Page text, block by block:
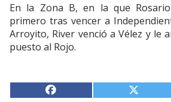
En la Zona B, en la que
primero tras vencer a
Arroyito, River venció a Vélez y le
puesto al Rojo.